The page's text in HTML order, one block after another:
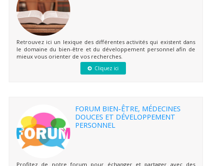
Retrouvez ici un lexique des différentes activités qui existent dans
le domaine du bien-être et du développement personnel afin de
mieux vous orienter de vos recherches.
Cliquez ici
FORUM BIEN-ÊTRE, MÉDECINES
DOUCES ET DÉVELOPPEMENT
PERSONNEL
Profitez de notre forum pour échanger et partager avec des